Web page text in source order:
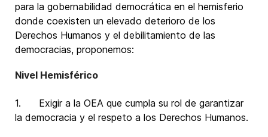
para la gobernabilidad democrática en el hemisferio
donde coexisten un elevado deterioro de los
Derechos Humanos y el debilitamiento de las
democracias, proponemos:
Nivel Hemisférico
1. Exigir a la OEA que cumpla su rol de garantizar
la democracia y el respeto a los Derechos Humanos.